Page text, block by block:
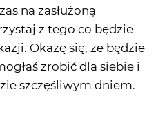
na zasłużoną
z tego co będzie
Okażę się, że będzie
zrobić dla siebie i
szczęśliwym dniem.